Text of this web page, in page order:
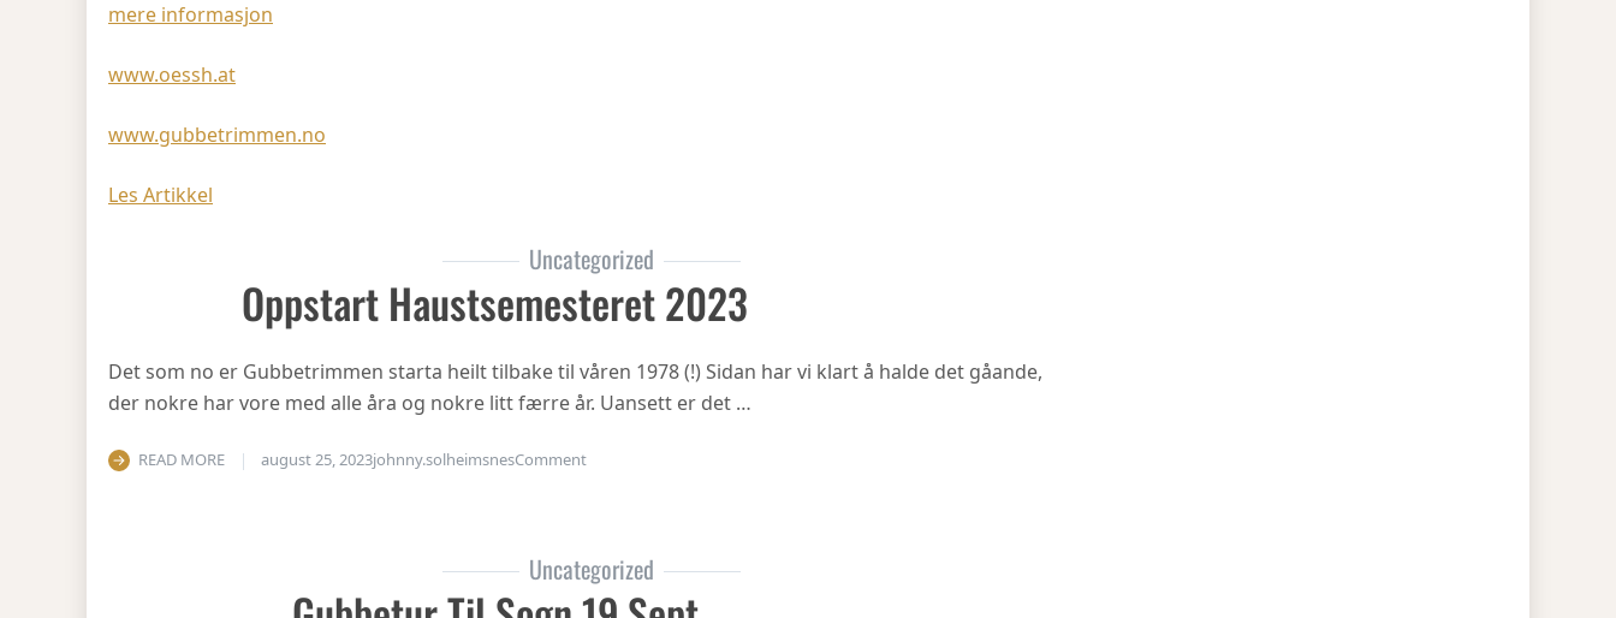
mere informasjon
www.oessh.at
www.gubbetrimmen.no
Les Artikkel
Uncategorized
Oppstart Haustsemesteret 2023
Det som no er Gubbetrimmen starta heilt tilbake til våren 1978 (!) Sidan har vi klart å halde det gåande,
der nokre har vore med alle åra og nokre litt færre år. Uansett er det …
READ MORE august 25, 2023johnny.solheimsnesCommenton Oppstart haustsemesteret 2023
Uncategorized